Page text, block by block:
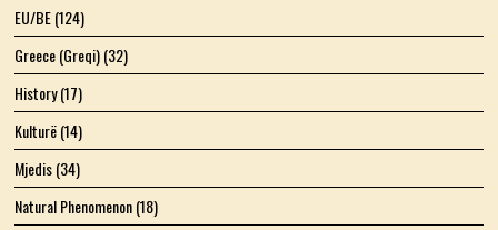
EU/BE(124)
Greece (Greqi)(32)
History(17)
Kulturë(14)
Mjedis(34)
Natural Phenomenon(18)